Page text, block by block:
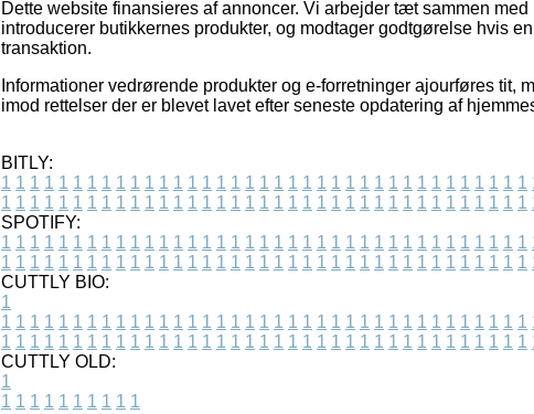
Dette website finansieres af annoncer. Vi arbejder tæt sammen
introducerer butikkernes produkter, og modtager godtgørelse hvis
transaktion.
Informationer vedrørende produkter og e-forretninger ajourføres tit,
imod rettelser der er blevet lavet efter seneste opdatering af
BITLY:
1 1 1 1 1 1 1 1 1 1 1 1 1 1 1 1 1 1 1 1 1 1 1 1 1 1 1 1 1 1 1 1 1 1 1 1 1
1 1 1 1 1 1 1 1 1 1 1 1 1 1 1 1 1 1 1 1 1 1 1 1 1 1 1 1 1 1 1 1 1 1 1 1 1
SPOTIFY:
1 1 1 1 1 1 1 1 1 1 1 1 1 1 1 1 1 1 1 1 1 1 1 1 1 1 1 1 1 1 1 1 1 1 1 1 1
1 1 1 1 1 1 1 1 1 1 1 1 1 1 1 1 1 1 1 1 1 1 1 1 1 1 1 1 1 1 1 1 1 1 1 1 1
CUTTLY BIO:
1
1 1 1 1 1 1 1 1 1 1 1 1 1 1 1 1 1 1 1 1 1 1 1 1 1 1 1 1 1 1 1 1 1 1 1 1 1
1 1 1 1 1 1 1 1 1 1 1 1 1 1 1 1 1 1 1 1 1 1 1 1 1 1 1 1 1 1 1 1 1 1 1 1 1
CUTTLY OLD:
1
1 1 1 1 1 1 1 1 1 1